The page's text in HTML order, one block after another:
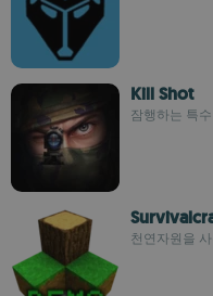
Kill Shot
잠행하는 특
천연자원을